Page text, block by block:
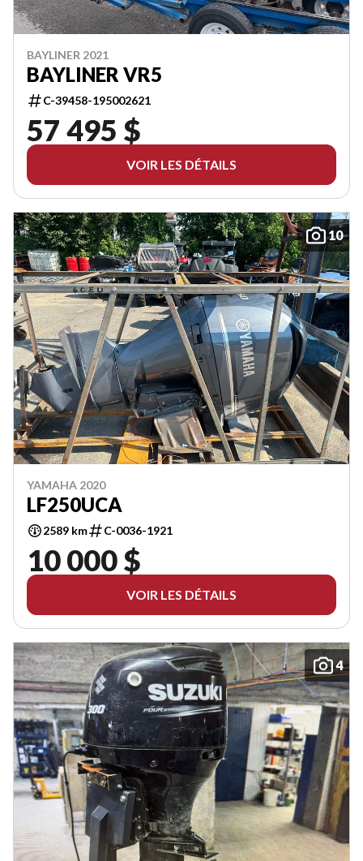
BAYLINER 2021
BAYLINER VR5
C-39458-195002621
57 495 $
VOIR LES DÉTAILS
10
YAMAHA 2020
LF250UCA
2589 km C-0036-1921
10 000 $
VOIR LES DÉTAILS
4